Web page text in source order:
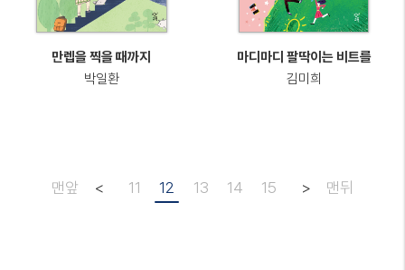
만렙을 찍을 때까지
박일환
마디마디 팔딱이는 비트를
김미희
맨앞 < 11 12 13 14 15 > 맨뒤